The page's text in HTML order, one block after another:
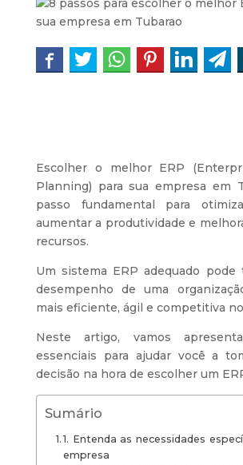
Escolher o melhor ERP
Planning) para sua empresa em
passo fundamental para
aumentar a produtividade e
recursos.
Um sistema ERP adequado pode
desempenho de uma
mais eficiente, ágil e competitiva
Neste artigo, vamos
essenciais para ajudar você a
decisão na hora de escolher um
Sumário
1. Entenda as necessidades
empresa